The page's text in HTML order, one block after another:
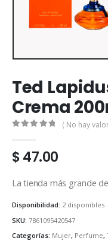
Ted
Crema
( No hay
$47.00
La tienda más grande
Disponibilidad: 2 disponibles
SKU: 7861095420547
Categorías: Mujer, Perfume,